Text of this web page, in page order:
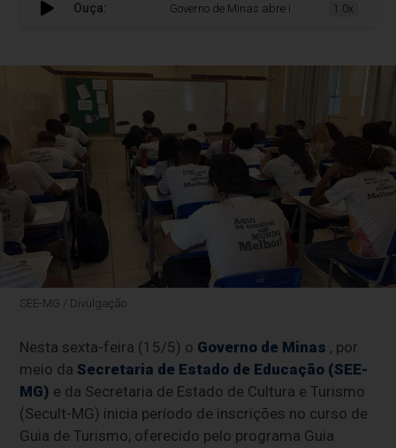
Ouça: Governo de Minas abre inscrições para curso
1.0x
SEE-MG / Divulgação
Nesta sexta-feira (15/5) o Governo de Minas , por
meio da Secretaria de Estado de Educação (SEE-
MG) e da Secretaria de Estado de Cultura e Turismo
(Secult-MG) inicia período de inscrições no curso de
Guia de Turismo, oferecido pelo programa Guia